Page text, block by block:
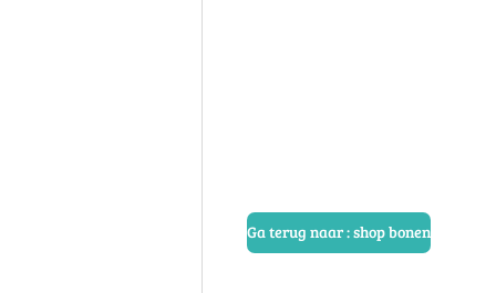
Ga terug naar : shop bonen